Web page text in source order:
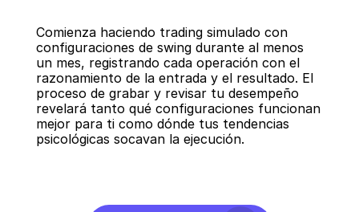
Comienza haciendo trading simulado con
configuraciones de swing durante al menos
un mes, registrando cada operación con el
razonamiento de la entrada y el resultado. El
proceso de grabar y revisar tu desempeño
revelará tanto qué configuraciones funcionan
mejor para ti como dónde tus tendencias
psicológicas socavan la ejecución.